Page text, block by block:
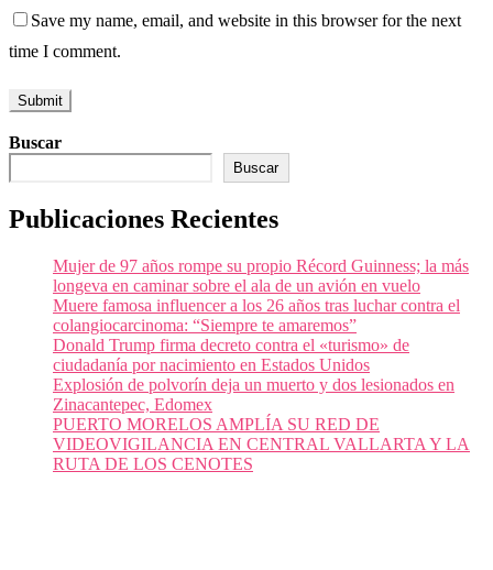
Save my name, email, and website in this browser for the next
time I comment.
Buscar
Buscar
Publicaciones Recientes
Mujer de 97 años rompe su propio Récord Guinness; la más
longeva en caminar sobre el ala de un avión en vuelo
Muere famosa influencer a los 26 años tras luchar contra el
colangiocarcinoma: “Siempre te amaremos”
Donald Trump firma decreto contra el «turismo» de
ciudadanía por nacimiento en Estados Unidos
Explosión de polvorín deja un muerto y dos lesionados en
Zinacantepec, Edomex
PUERTO MORELOS AMPLÍA SU RED DE
VIDEOVIGILANCIA EN CENTRAL VALLARTA Y LA
RUTA DE LOS CENOTES